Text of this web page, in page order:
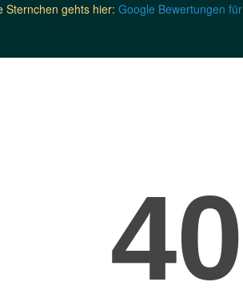
Sternchen gehts hier: Google Bewertungen